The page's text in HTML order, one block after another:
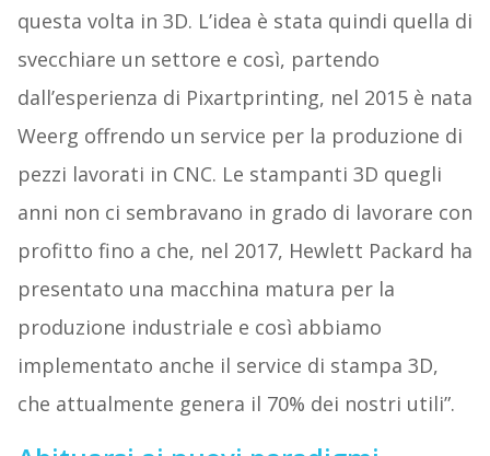
questa volta in 3D. L’idea è stata quindi quella di
svecchiare un settore e così, partendo
dall’esperienza di Pixartprinting, nel 2015 è nata
Weerg offrendo un service per la produzione di
pezzi lavorati in CNC. Le stampanti 3D quegli
anni non ci sembravano in grado di lavorare con
profitto fino a che, nel 2017, Hewlett Packard ha
presentato una macchina matura per la
produzione industriale e così abbiamo
implementato anche il service di stampa 3D,
che attualmente genera il 70% dei nostri utili”.